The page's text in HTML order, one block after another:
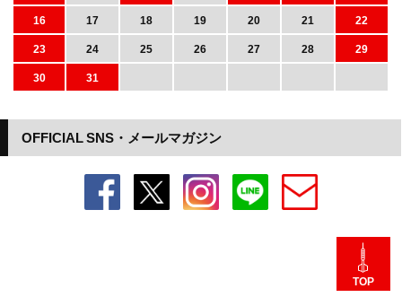
OFFICIAL SNS・メールマガジン
16
17 18 19 20 21
22
23
24 25 26 27 28
29
30
31
TOP